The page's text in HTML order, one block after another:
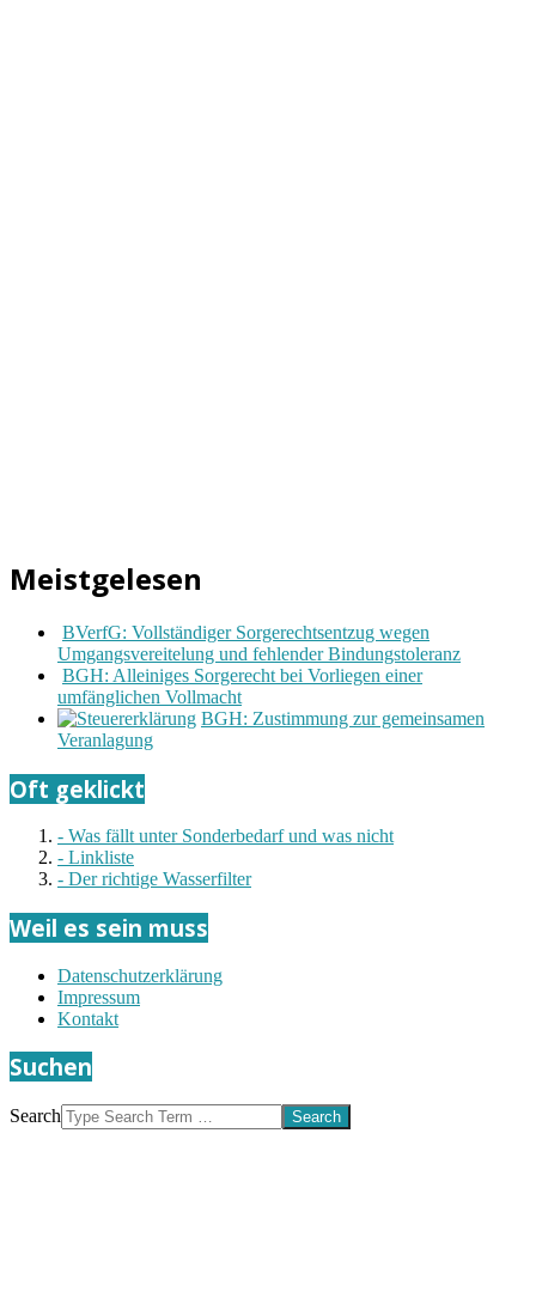
Meistgelesen
BVerfG: Vollständiger Sorgerechtsentzug wegen
Umgangsvereitelung und fehlender Bindungstoleranz
BGH: Alleiniges Sorgerecht bei Vorliegen einer
umfänglichen Vollmacht
BGH: Zustimmung zur gemeinsamen
Veranlagung
Oft geklickt
- Was fällt unter Sonderbedarf und was nicht
- Linkliste
- Der richtige Wasserfilter
Weil es sein muss
Datenschutzerklärung
Impressum
Kontakt
Suchen
Search